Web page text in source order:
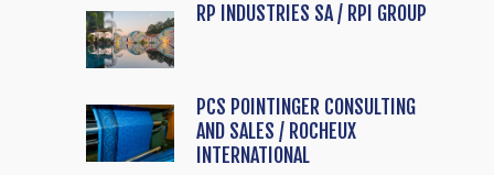
RP INDUSTRIES SA / RPI GROUP
PCS POINTINGER CONSULTING
AND SALES / ROCHEUX
INTERNATIONAL